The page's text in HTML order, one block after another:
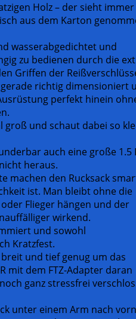
Holz – der sieht immer
aus dem Karton
wasserabgedichtet und
zu bedienen durch die
Griffen der
richtig dimensioniert
perfekt hinein
groß und schaut dabei so
auch eine große 1.5
heraus.
machen den Rucksack
ist. Man bleibt ohne die
Flieger hängen und der
wirkend.
und sowohl
Kratzfest.
und tief genug um das
mit dem FTZ-Adapter daran
ganz stressfrei
unter einem Arm nach